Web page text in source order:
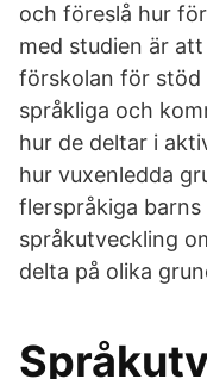
och föreslå hur
med studien är
förskolan för stöd
språkliga och
hur de deltar i
hur vuxenledda
flerspråkiga
språkutveckling
delta på olika